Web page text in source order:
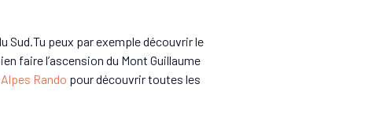
Sud.Tu peux par exemple découvrir le
faire l’ascension du Mont Guillaume
Alpes Rando pour découvrir toutes les